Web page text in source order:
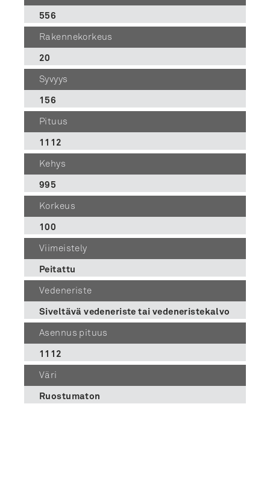
556
Rakennekorkeus
20
Syvyys
156
Pituus
1112
Kehys
995
Korkeus
100
Viimeistely
Peitattu
Vedeneriste
Siveltävä vedeneriste tai vedeneristekalvo
Asennus pituus
1112
Väri
Ruostumaton